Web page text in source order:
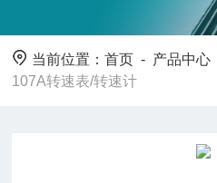
当前位置：首页 - 产品中心
107A转速表/转速计